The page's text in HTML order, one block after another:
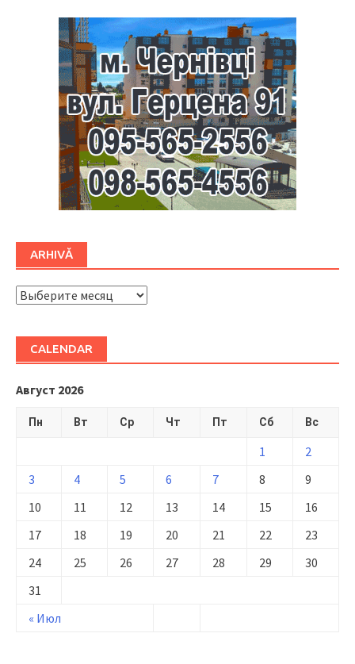
ARHIVĂ
ARHIVĂ
CALENDAR
Август 2026
Пн Вт Ср Чт Пт Сб Вс
« Июл
1
2
3
4 5 6 7 8
9
10
11 12 13 14 15
16
17
18 19 20 21 22
23
24
25 26 27 28 29
30
31